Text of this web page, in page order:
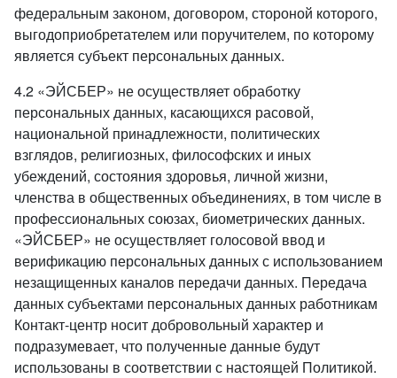
федеральным законом, договором, стороной которого,
выгодоприобретателем или поручителем, по которому
является субъект персональных данных.
4.2 «ЭЙСБЕР» не осуществляет обработку
персональных данных, касающихся расовой,
национальной принадлежности, политических
взглядов, религиозных, философских и иных
убеждений, состояния здоровья, личной жизни,
членства в общественных объединениях, в том числе в
профессиональных союзах, биометрических данных.
«ЭЙСБЕР» не осуществляет голосовой ввод и
верификацию персональных данных с использованием
незащищенных каналов передачи данных. Передача
данных субъектами персональных данных работникам
Контакт-центр носит добровольный характер и
подразумевает, что полученные данные будут
использованы в соответствии с настоящей Политикой.